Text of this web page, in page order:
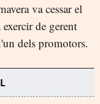
va cessar el
de gerent
dels promotors.